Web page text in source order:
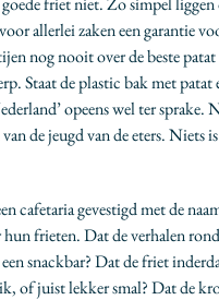
allerlei zaken een garantie
nog nooit over de beste patat
Staat de plastic bak met patat
opeens wel ter
de jeugd van de eters. Niets
cafetaria gevestigd met de
frieten. Dat de verhalen
snackbar? Dat de friet
of juist lekker smal? Dat de